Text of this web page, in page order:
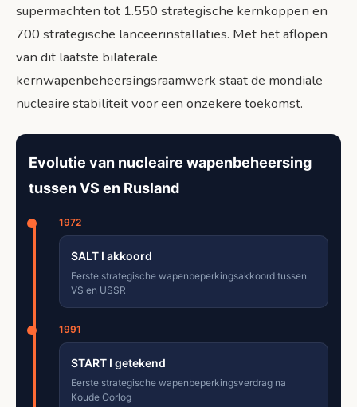
supermachten tot 1.550 strategische kernkoppen en
700 strategische lanceerinstallaties. Met het aflopen
van dit laatste bilaterale
kernwapenbeheersingsraamwerk staat de mondiale
nucleaire stabiliteit voor een onzekere toekomst.
Evolutie van nucleaire wapenbeheersing
tussen VS en Rusland
1972
SALT I akkoord
Eerste strategische wapenbeperkingsakkoord tussen
VS en USSR
1991
START I getekend
Eerste strategische wapenbeperkingsverdrag na
Koude Oorlog